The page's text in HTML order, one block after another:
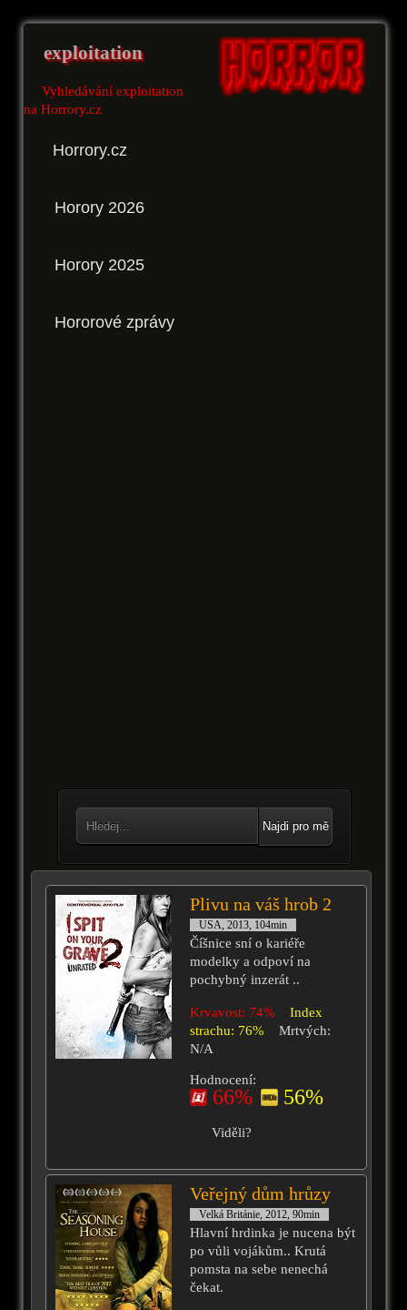
exploitation
Vyhledávání exploitation
na Horrory.cz
Horrory.cz
Horory 2026
Horory 2025
Hororové zprávy
Najdi pro mě
Plivu na váš hrob 2
USA, 2013, 104min
Číšnice sní o kariéře
modelky a odpoví na
pochybný inzerát ..
Krvavost: 74%
Index
strachu: 76%
Mrtvých:
N/A
Hodnocení:
66% 56%
Viděli?
Veřejný dům hrůzy
Velká Británie, 2012, 90min
Hlavní hrdinka je nucena být
po vůli vojákům.. Krutá
pomsta na sebe nenechá
čekat.